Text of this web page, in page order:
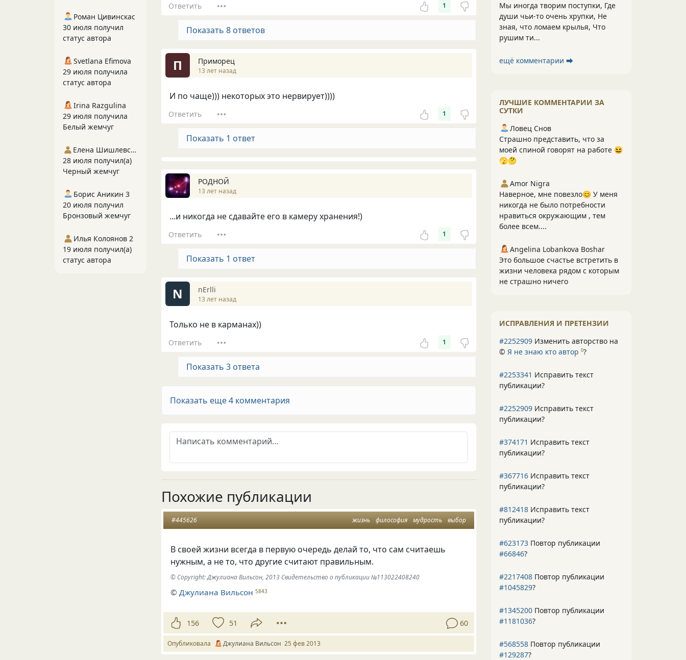
Ответить 1
Показать 8 ответов
П Приморец
13 лет назад
И по чаще))) некоторых это нервирует))))
Ответить 1
Показать 1 ответ
РОДНОЙ
13 лет назад
...и никогда не сдавайте его в камеру хранения!)
Ответить 1
Показать 1 ответ
N nErlli
13 лет назад
Только не в карманах))
Ответить 1
Показать 3 ответа
Показать еще 4 комментария
Похожие публикации
жизнь философия мудрость выбор
#445626
В своей жизни всегда в первую очередь делай то, что сам считаешь
нужным, а не то, что другие считают правильным.
© Copyright: Джулиана Вильсон, 2013 Свидетельство о публикации №113022408240
©Джулиана Вильсон 5843
156 51 60
Опубликовала Джулиана Вильсон 25 фев 2013
Мы иногда творим поступки, Где
души чьи-то очень хрупки, Не
зная, что ломаем крылья, Что
рушим ти...
ещё комментарии ⮕
ЛУЧШИЕ КОММЕНТАРИИ ЗА
СУТКИ
Ловец Снов
Страшно представить, что за
моей спиной говорят на работе 😆
🫣🤔
Amor Nigra
Наверное, мне повезло😊 У меня
никогда не было потребности
нравиться окружающим , тем
более всем....
Angelina Lobankova Boshar
Это большое счастье встретить в
жизни человека рядом с которым
не страшно ничего
ИСПРАВЛЕНИЯ И ПРЕТЕНЗИИ
#2252909 Изменить авторство на
© Я не знаю кто автор 0?
#2253341 Исправить текст
публикации?
#2252909 Исправить текст
публикации?
#374171 Исправить текст
публикации?
#367716 Исправить текст
публикации?
#812418 Исправить текст
публикации?
#623173 Повтор публикации
#66846?
#2217408 Повтор публикации
#1045829?
#1345200 Повтор публикации
#1181036?
#568558 Повтор публикации
#129287?
Роман Цивинскас
30 июля получил
статус автора
Svetlana Efimova
29 июля получила
статус автора
Irina Razgulina
29 июля получила
Белый жемчуг
Елена Шишлевская
28 июля получил(а)
Черный жемчуг
Борис Аникин 3
20 июля получил
Бронзовый жемчуг
Илья Колоянов 2
19 июля получил(а)
статус автора